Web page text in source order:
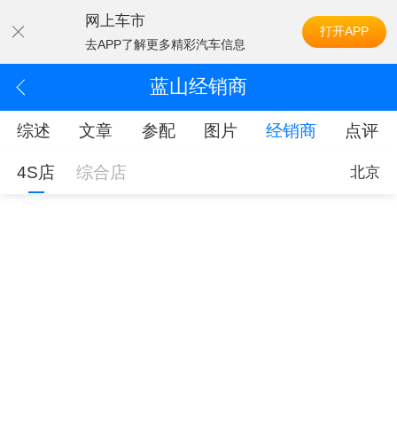
网上车市
去APP了解更多精彩汽车信息
打开APP
蓝山经销商
综述 文章 参配 图片 经销商 点评
4S店 综合店 北京